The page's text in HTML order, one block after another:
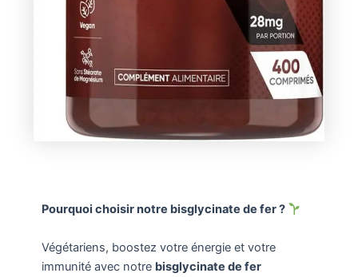
Pourquoi choisir notre bisglycinate de fer ?
Végétariens, boostez votre énergie et votre
immunité avec notre bisglycinate de fer